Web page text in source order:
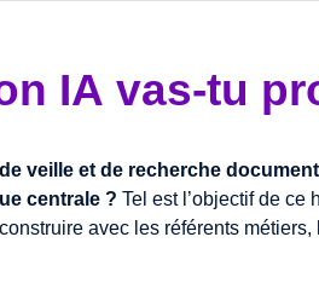
IA vas-tu
veille et de recherche
centrale ? Tel est l’objectif de ce
avec les référents